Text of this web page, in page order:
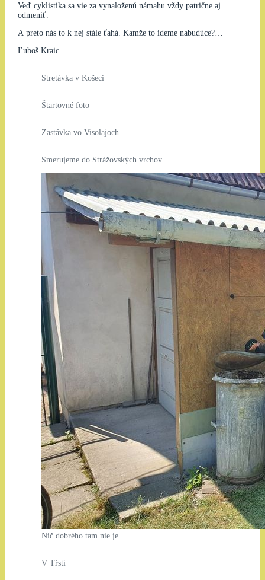
Veď cyklistika sa vie za vynaloženú námahu vždy patrične aj
odmeniť.
A preto nás to k nej stále ťahá. Kamže to ideme nabudúce?…
Ľuboš Kraic
Stretávka v Košeci
Štartovné foto
Zastávka vo Visolajoch
Smerujeme do Strážovských vrchov
Nič dobrého tam nie je
V Tŕstí